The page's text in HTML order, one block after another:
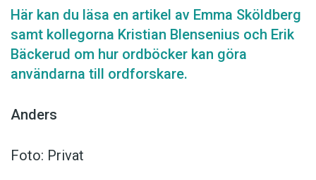
Här kan du läsa en artikel av Emma Sköldberg
samt kollegorna Kristian Blensenius och Erik
Bäckerud om hur ordböcker kan göra
användarna till ordforskare.
Anders
Foto: Privat